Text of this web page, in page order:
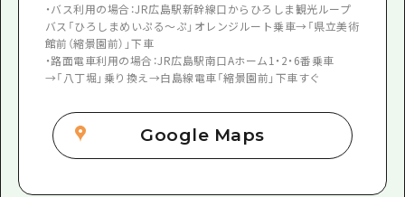
・バス利用の場合：JR広島駅新幹線口からひろしま観光ループ
バス「ひろしまめいぷる～ぷ」オレンジルート乗車→「県立美術
館前（縮景園前）」下車
・路面電車利用の場合：JR広島駅南口Aホーム1・2・6番乗車
→「八丁堀」乗り換え→白島線電車「縮景園前」下車すぐ
Google Maps